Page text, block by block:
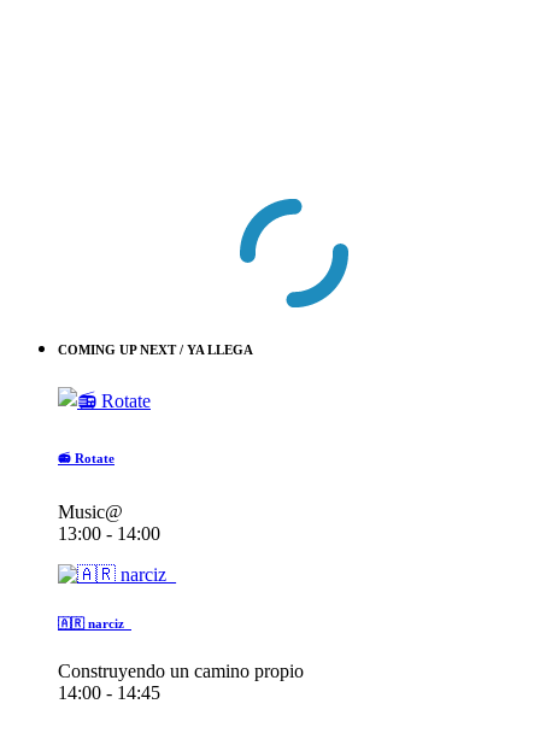
COMING UP NEXT / YA LLEGA
📻 Rotate
Music@
13:00 - 14:00
🇦🇷 narciz_
Construyendo un camino propio
14:00 - 14:45